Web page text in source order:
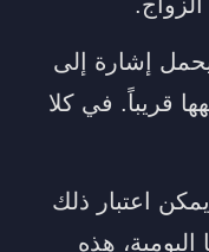
يحمل إشارة إلى
قريباً. في كلا
اعتبار ذلك
اليومية، هذه